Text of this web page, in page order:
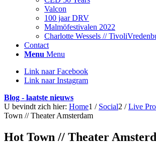
Valcon
100 jaar DRV
Malmöfestivalen 2022
Charlotte Wessels //
Contact
Menu Menu
Link naar Facebook
Link naar Instagram
Blog - laatste nieuws
U bevindt zich hier: Home1 / Social2 / Live
Town // Theater Amsterdam
Hot Town // Theater